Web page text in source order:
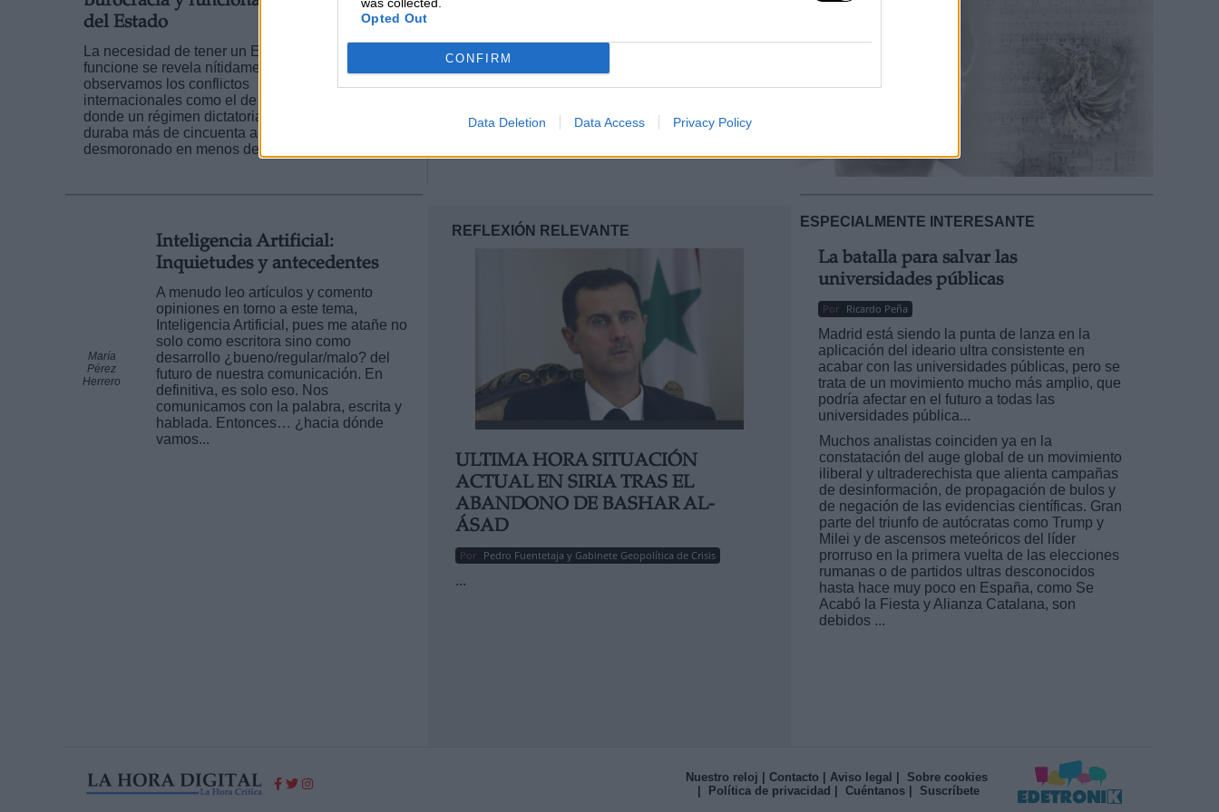
Opted Out
CONFIRM
Data Deletion Data Access Privacy Policy
del Estado
La necesidad de tener un Estado que
funcione se revela nítidamente cuando
observamos los conflictos
internacionales como el de Siria,
donde un régimen dictatorial que ya
duraba más de cincuenta años se ha
desmoronado en menos de dos ...
Francisco
María
Pérez
Herrero
Inteligencia Artificial:
Inquietudes y antecedentes
A menudo leo artículos y comento
opiniones en torno a este tema,
Inteligencia Artificial, pues me atañe no
solo como escritora sino como
desarrollo ¿bueno/regular/malo? del
futuro de nuestra comunicación. En
definitiva, es solo eso. Nos
comunicamos con la palabra, escrita y
hablada. Entonces… ¿hacia dónde
vamos...
Por Alberto Morate
REFLEXIÓN RELEVANTE
ULTIMA HORA SITUACIÓN
ACTUAL EN SIRIA TRAS EL
ABANDONO DE BASHAR AL-
ÁSAD
Por Pedro Fuentetaja y Gabinete Geopolítica de Crisis
...
ESPECIALMENTE INTERESANTE
La batalla para salvar las
universidades públicas
Por Ricardo Peña
Madrid está siendo la punta de lanza en la
aplicación del ideario ultra consistente en
acabar con las universidades públicas, pero se
trata de un movimiento mucho más amplio, que
podría afectar en el futuro a todas las
universidades pública...
Muchos analistas coinciden ya en la
constatación del auge global de un movimiento
iliberal y ultraderechista que alienta campañas
de desinformación, de propagación de bulos y
de negación de las evidencias científicas. Gran
parte del triunfo de autócratas como Trump y
Milei y de ascensos meteóricos del líder
prorruso en la primera vuelta de las elecciones
rumanas o de partidos ultras desconocidos
hasta hace muy poco en España, como Se
Acabó la Fiesta y Alianza Catalana, son
debidos ...
Nuestro reloj | Contacto| Aviso legal
| Sobre cookies
| Política de privacidad
| Cuéntanos| Suscríbete